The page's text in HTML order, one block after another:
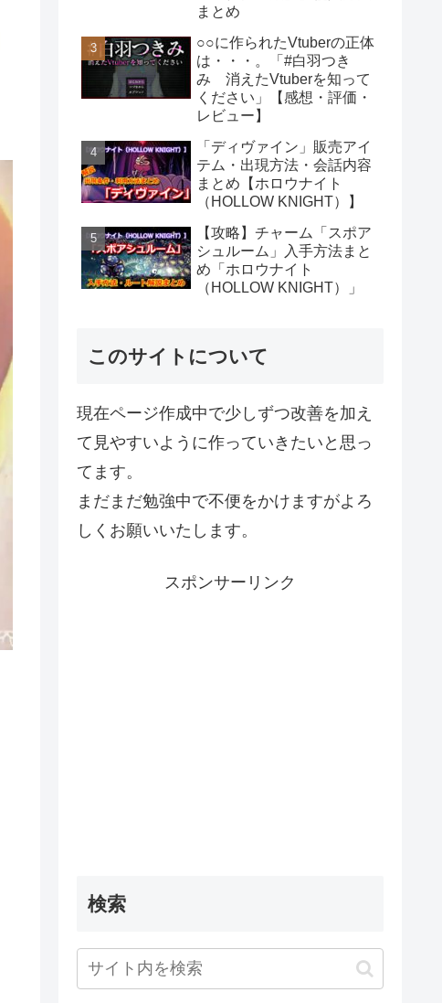
まとめ
○○に作られたVtuberの正体
は・・・。「#白羽つき
み 消えたVtuberを知って
ください」【感想・評価・
レビュー】
「ディヴァイン」販売アイ
テム・出現方法・会話内容
まとめ【ホロウナイト
（HOLLOW KNIGHT）】
【攻略】チャーム「スポア
シュルーム」入手方法まと
め「ホロウナイト
（HOLLOW KNIGHT）」
このサイトについて
現在ページ作成中で少しずつ改善を加え
て見やすいように作っていきたいと思っ
てます。
まだまだ勉強中で不便をかけますがよろ
しくお願いいたします。
スポンサーリンク
検索